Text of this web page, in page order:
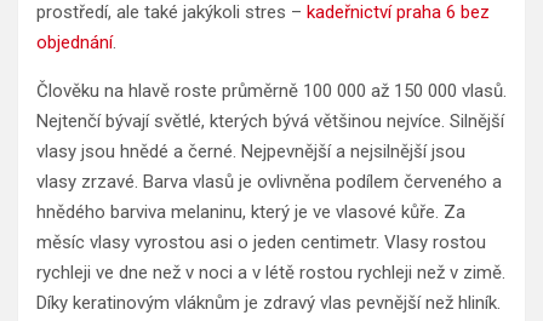
prostředí, ale také jakýkoli stres – kadeřnictví praha 6 bez
objednání.
Člověku na hlavě roste průměrně 100 000 až 150 000 vlasů.
Nejtenčí bývají světlé, kterých bývá většinou nejvíce. Silnější
vlasy jsou hnědé a černé. Nejpevnější a nejsilnější jsou
vlasy zrzavé. Barva vlasů je ovlivněna podílem červeného a
hnědého barviva melaninu, který je ve vlasové kůře. Za
měsíc vlasy vyrostou asi o jeden centimetr. Vlasy rostou
rychleji ve dne než v noci a v létě rostou rychleji než v zimě.
Díky keratinovým vláknům je zdravý vlas pevnější než hliník.